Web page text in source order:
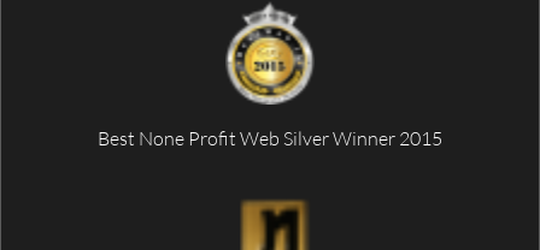
Best None Profit Web Silver Winner 2015